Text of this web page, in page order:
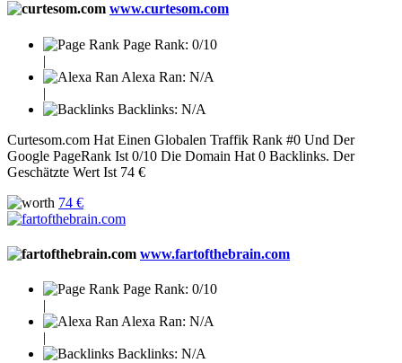
www.curtesom.com
Page Rank: 0/10
|
Alexa Ran: N/A
|
Backlinks: N/A
Curtesom.com Hat Einen Globalen Traffik Rank #0 Und Der
Google PageRank Ist 0/10 Die Domain Hat 0 Backlinks. Der
Geschätzte Wert Ist 74 €
74 €
www.fartofthebrain.com
Page Rank: 0/10
|
Alexa Ran: N/A
|
Backlinks: N/A